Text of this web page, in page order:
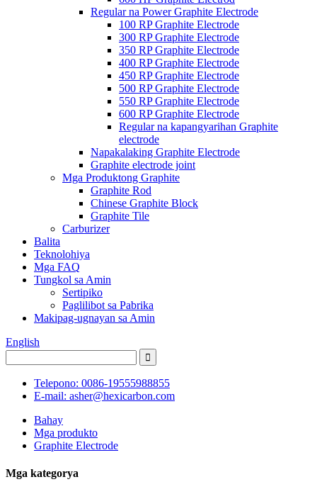
Regular na Power Graphite Electrode
100 RP Graphite Electrode
300 RP Graphite Electrode
350 RP Graphite Electrode
400 RP Graphite Electrode
450 RP Graphite Electrode
500 RP Graphite Electrode
550 RP Graphite Electrode
600 RP Graphite Electrode
Regular na kapangyarihan Graphite
electrode
Napakalaking Graphite Electrode
Graphite electrode joint
Mga Produktong Graphite
Graphite Rod
Chinese Graphite Block
Graphite Tile
Carburizer
Balita
Teknolohiya
Mga FAQ
Tungkol sa Amin
Sertipiko
Paglilibot sa Pabrika
Makipag-ugnayan sa Amin
English
Telepono: 0086-19555988855
E-mail: asher@hexicarbon.com
Bahay
Mga produkto
Graphite Electrode
Mga kategorya